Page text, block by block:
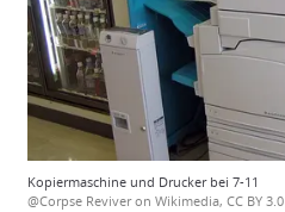
Kopiermaschine und Drucker bei 7-11
@Corpse Reviver on Wikimedia, CC BY 3.0